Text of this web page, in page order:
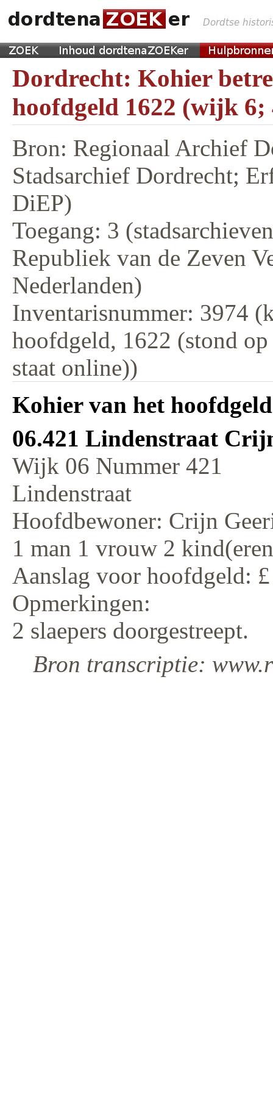
Dordrecht: Kohier
hoofdgeld 1622 (wijk 6;
Bron: Regionaal Archief
Stadsarchief Dordrecht;
DiEP)
Toegang: 3
Republiek van de Zeven
Nederlanden)
Inventarisnummer: 3974
hoofdgeld, 1622 (stond
staat online))
Kohier van het
06.421 Lindenstraat
Wijk 06 Nummer 421
Lindenstraat
Hoofdbewoner: Crijn
1 man 1 vrouw 2
Aanslag voor hoofdgeld:
Opmerkingen:
2 slaepers doorgestreept.
Bron transcriptie: